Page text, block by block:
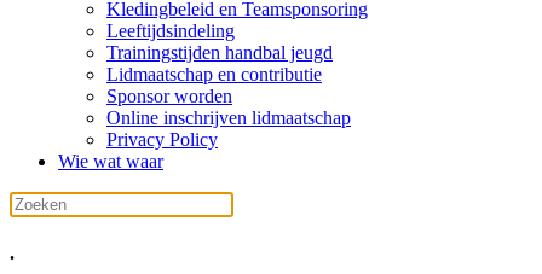
Kledingbeleid en Teamsponsoring
Leeftijdsindeling
Trainingstijden handbal jeugd
Lidmaatschap en contributie
Sponsor worden
Online inschrijven lidmaatschap
Privacy Policy
Wie wat waar
.